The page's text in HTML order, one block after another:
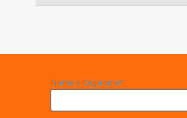
Nome e Cognome*